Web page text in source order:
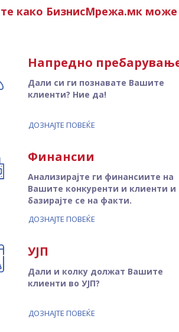
како БизнисМрежа.мк
Напредно
Дали си ги познавате Вашите
клиенти? Ние да!
ДОЗНАЈТЕ ПОВЕЌЕ
Финансии
Анализирајте ги финансиите на
Вашите конкуренти и клиенти и
базирајте се на факти.
ДОЗНАЈТЕ ПОВЕЌЕ
УЈП
Дали и колку должат Вашите
клиенти во УЈП?
ДОЗНАЈТЕ ПОВЕЌЕ